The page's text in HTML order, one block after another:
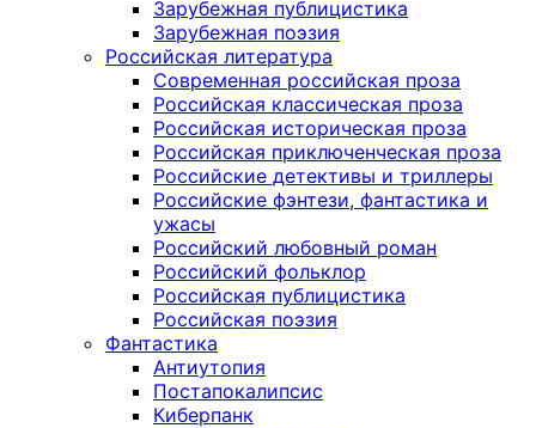
Зарубежная публицистика
Зарубежная поэзия
Российская литература
Современная российская проза
Российская классическая проза
Российская историческая проза
Российская приключенческая проза
Российские детективы и триллеры
Российские фэнтези, фантастика и
ужасы
Российский любовный роман
Российский фольклор
Российская публицистика
Российская поэзия
Фантастика
Антиутопия
Постапокалипсис
Киберпанк